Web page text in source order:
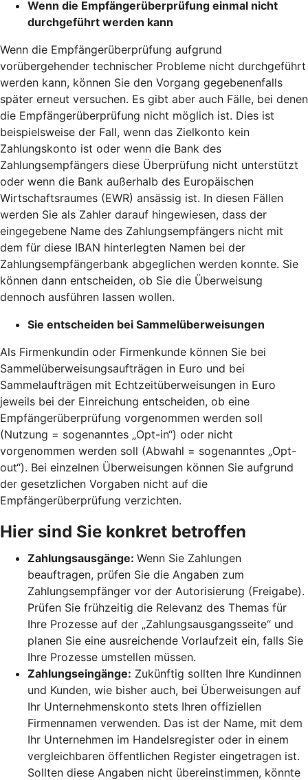
Wenn die Empfängerüberprüfung einmal nicht
durchgeführt werden kann
Wenn die Empfängerüberprüfung aufgrund
vorübergehender technischer Probleme nicht durchgeführt
werden kann, können Sie den Vorgang gegebenenfalls
später erneut versuchen. Es gibt aber auch Fälle, bei denen
die Empfängerüberprüfung nicht möglich ist. Dies ist
beispielsweise der Fall, wenn das Zielkonto kein
Zahlungskonto ist oder wenn die Bank des
Zahlungsempfängers diese Überprüfung nicht unterstützt
oder wenn die Bank außerhalb des Europäischen
Wirtschaftsraumes (EWR) ansässig ist. In diesen Fällen
werden Sie als Zahler darauf hingewiesen, dass der
eingegebene Name des Zahlungsempfängers nicht mit
dem für diese IBAN hinterlegten Namen bei der
Zahlungsempfängerbank abgeglichen werden konnte. Sie
können dann entscheiden, ob Sie die Überweisung
dennoch ausführen lassen wollen.
Sie entscheiden bei Sammelüberweisungen
Als Firmenkundin oder Firmenkunde können Sie bei
Sammelüberweisungsaufträgen in Euro und bei
Sammelaufträgen mit Echtzeitüberweisungen in Euro
jeweils bei der Einreichung entscheiden, ob eine
Empfängerüberprüfung vorgenommen werden soll
(Nutzung = sogenanntes „Opt-in“) oder nicht
vorgenommen werden soll (Abwahl = sogenanntes „Opt-
out“). Bei einzelnen Überweisungen können Sie aufgrund
der gesetzlichen Vorgaben nicht auf die
Empfängerüberprüfung verzichten.
Hier sind Sie konkret betroffen
Zahlungsausgänge: Wenn Sie Zahlungen
beauftragen, prüfen Sie die Angaben zum
Zahlungsempfänger vor der Autorisierung (Freigabe).
Prüfen Sie frühzeitig die Relevanz des Themas für
Ihre Prozesse auf der „Zahlungsausgangsseite“ und
planen Sie eine ausreichende Vorlaufzeit ein, falls Sie
Ihre Prozesse umstellen müssen.
Zahlungseingänge: Zukünftig sollten Ihre Kundinnen
und Kunden, wie bisher auch, bei Überweisungen auf
Ihr Unternehmenskonto stets Ihren offiziellen
Firmennamen verwenden. Das ist der Name, mit dem
Ihr Unternehmen im Handelsregister oder in einem
vergleichbaren öffentlichen Register eingetragen ist.
Sollten diese Angaben nicht übereinstimmen, könnte